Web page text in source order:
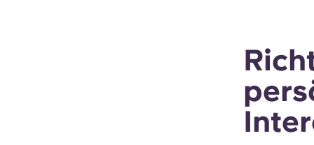
Yugo VCARB: Eine neue Ära
Studentenwohnheime
Die wegweisende Partnerschaft Yugomit
Innovation, Ehrgeiz und unvergessliche